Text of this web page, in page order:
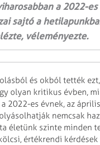
a 2022-
sajtó a
véleményezte.
és okból tették
olyan kritikus évben,
2022-es évnek, az
nemcsak
éle­tünk szinte minden
értékrendi